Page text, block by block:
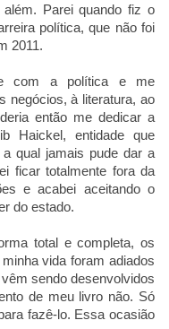
Parei quando fiz o
política, que não foi
2011.
com a política e me
negócios, à literatura, ao
então me dedicar a
Haickel, entidade que
qual jamais pude dar a
ficar totalmente fora da
e acabei aceitando o
do estado.
total e completa, os
vida foram adiados
sendo desenvolvidos
de meu livro não. Só
fazê-lo. Essa ocasião